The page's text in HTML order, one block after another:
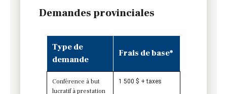
Demandes provinciales
Type de
demande
Frais de base*
Conférence à but
lucratif à prestation
1 500 $ + taxes